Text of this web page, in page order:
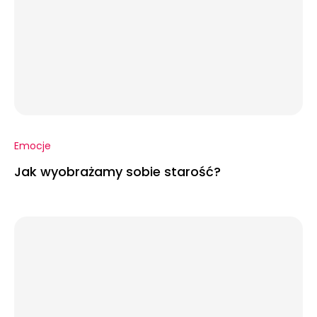
Emocje
Jak wyobrażamy sobie starość?